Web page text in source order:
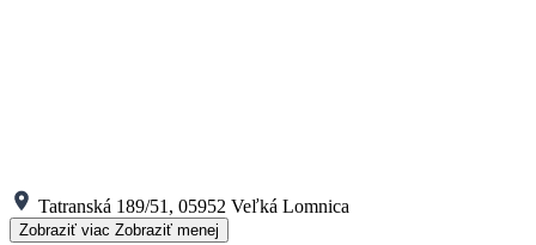
Tatranská 189/51, 05952 Veľká Lomnica
Zobraziť viac Zobraziť menej